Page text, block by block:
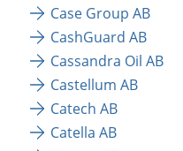
Case Group AB
CashGuard AB
Cassandra Oil AB
Castellum AB
Catech AB
Catella AB